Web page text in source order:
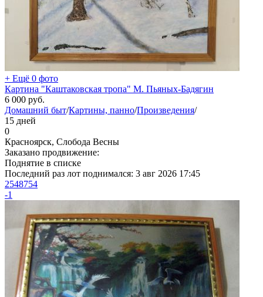
+ Ещё 0 фото
Картина "Каштаковская тропа" М. Пьяных-Бадягин
6 000 руб.
Домашний быт/Картины, панно/Произведения/
15 дней
0
Красноярск, Слобода Весны
Заказано продвижение:
Поднятие в списке
Последний раз лот поднимался: 3 авг 2026 17:45
2548754
-1